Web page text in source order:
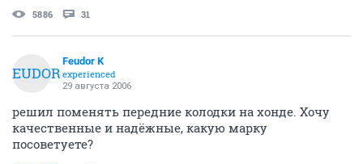
5886 31
FEUDOR
Feudor K
experienced
29 августа 2006
решил поменять передние колодки на хонде. Хочу
качественные и надёжные, какую марку
посоветуете?